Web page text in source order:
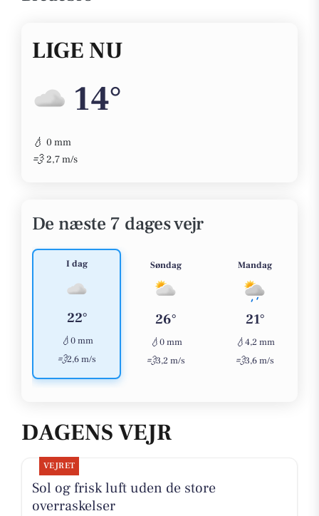
LIGE NU
14°
💧 0 mm
💨 2,7 m/s
De næste 7 dages vejr
I dag
22°
💧0 mm
💨2,6 m/s
Søndag
26°
💧0 mm
💨3,2 m/s
Mandag
21°
💧4,2 mm
💨3,6 m/s
DAGENS VEJR
VEJRET
Sol og frisk luft uden de store
overraskelser